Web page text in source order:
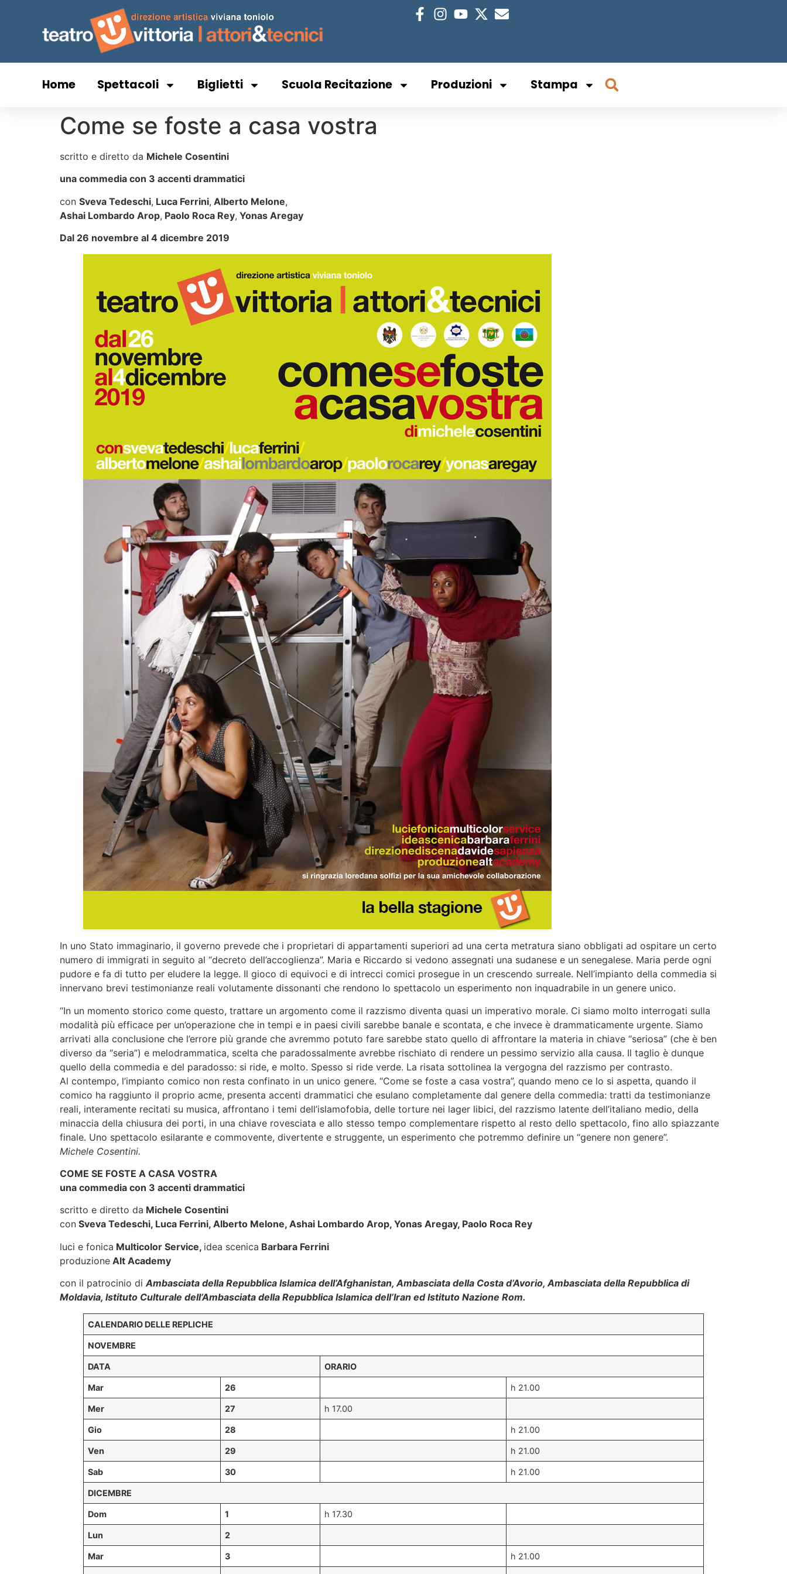
Home Spettacoli Biglietti Scuola Recitazione Produzioni Stampa
Come se foste a casa vostra
scritto e diretto da Michele Cosentini
una commedia con 3 accenti drammatici
con Sveva Tedeschi, Luca Ferrini, Alberto Melone,
Ashai Lombardo Arop, Paolo Roca Rey, Yonas Aregay
Dal 26 novembre al 4 dicembre 2019
In uno Stato immaginario, il governo prevede che i proprietari di appartamenti superiori ad una certa metratura siano obbligati ad ospitare un certo
numero di immigrati in seguito al “decreto dell’accoglienza”. Maria e Riccardo si vedono assegnati una sudanese e un senegalese. Maria perde ogni
pudore e fa di tutto per eludere la legge. Il gioco di equivoci e di intrecci comici prosegue in un crescendo surreale. Nell’impianto della commedia si
innervano brevi testimonianze reali volutamente dissonanti che rendono lo spettacolo un esperimento non inquadrabile in un genere unico.
“In un momento storico come questo, trattare un argomento come il razzismo diventa quasi un imperativo morale. Ci siamo molto interrogati sulla
modalità più efficace per un’operazione che in tempi e in paesi civili sarebbe banale e scontata, e che invece è drammaticamente urgente. Siamo
arrivati alla conclusione che l’errore più grande che avremmo potuto fare sarebbe stato quello di affrontare la materia in chiave “seriosa” (che è ben
diverso da “seria”) e melodrammatica, scelta che paradossalmente avrebbe rischiato di rendere un pessimo servizio alla causa. Il taglio è dunque
quello della commedia e del paradosso: si ride, e molto. Spesso si ride verde. La risata sottolinea la vergogna del razzismo per contrasto.
Al contempo, l’impianto comico non resta confinato in un unico genere. “Come se foste a casa vostra”, quando meno ce lo si aspetta, quando il
comico ha raggiunto il proprio acme, presenta accenti drammatici che esulano completamente dal genere della commedia: tratti da testimonianze
reali, interamente recitati su musica, affrontano i temi dell’islamofobia, delle torture nei lager libici, del razzismo latente dell’italiano medio, della
minaccia della chiusura dei porti, in una chiave rovesciata e allo stesso tempo complementare rispetto al resto dello spettacolo, fino allo spiazzante
finale. Uno spettacolo esilarante e commovente, divertente e struggente, un esperimento che potremmo definire un “genere non genere”.
Michele Cosentini.
COME SE FOSTE A CASA VOSTRA
una commedia con 3 accenti drammatici
scritto e diretto da Michele Cosentini
con Sveva Tedeschi, Luca Ferrini, Alberto Melone, Ashai Lombardo Arop, Yonas Aregay, Paolo Roca Rey
luci e fonica Multicolor Service, idea scenica Barbara Ferrini
produzione Alt Academy
con il patrocinio diAmbasciata della Repubblica Islamica dell’Afghanistan, Ambasciata della Costa d’Avorio, Ambasciata della Repubblica di
Moldavia, Istituto Culturale dell’Ambasciata della Repubblica Islamica dell’Iran ed Istituto Nazione Rom.
CALENDARIO DELLE REPLICHE
NOVEMBRE
DATA ORARIO
Mar 26 h 21.00
Mer 27 h 17.00
Gio 28 h 21.00
Ven 29 h 21.00
Sab 30 h 21.00
DICEMBRE
Dom 1 h 17.30
Lun 2
Mar 3 h 21.00